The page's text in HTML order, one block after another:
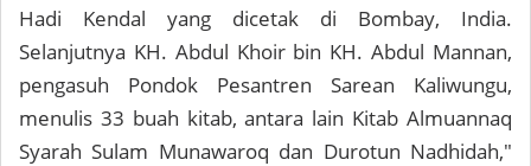
Hadi Kendal yang dicetak di Bombay, India.
Selanjutnya KH. Abdul Khoir bin KH. Abdul Mannan,
pengasuh Pondok Pesantren Sarean Kaliwungu,
menulis 33 buah kitab, antara lain Kitab Almuannaq
Syarah Sulam Munawaroq dan Durotun Nadhidah,"